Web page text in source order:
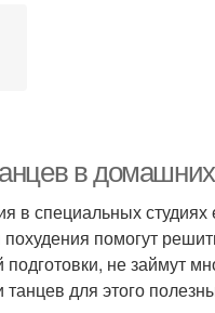
в
в специальных студиях
помогут
не займут
танцев для этого